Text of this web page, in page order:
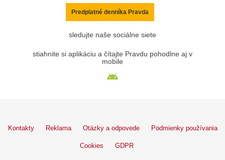
Predplatné denníka Pravda
sledujte naše sociálne siete
stiahnite si aplikáciu a čítajte Pravdu pohodlne aj v
mobile
Kontakty Reklama Otázky a odpovede Podmienky používania
Cookies GDPR